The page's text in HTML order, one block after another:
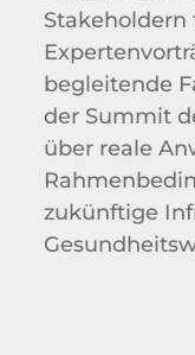
Stakeholdern
begleitende
der Summit
über reale
zukünftige